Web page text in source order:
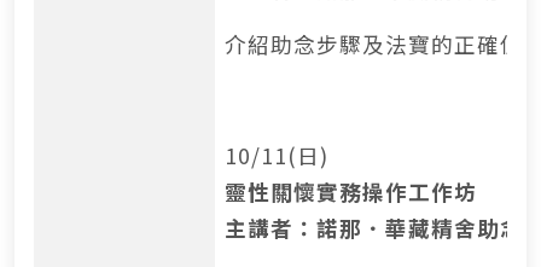
介紹助念步驟及法寶的正確使
10/11(日)
靈性關懷實務操作工作坊
主講者：諾那．華藏精舍助念